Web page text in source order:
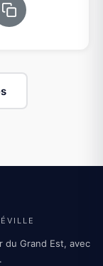
Grand Est, avec